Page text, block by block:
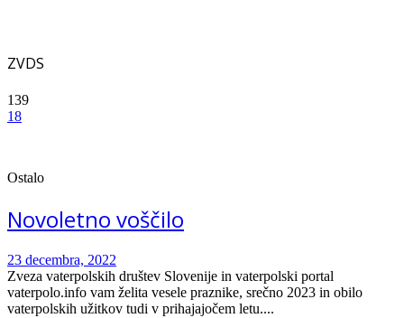
ZVDS
139
18
Ostalo
Novoletno voščilo
23 decembra, 2022
Zveza vaterpolskih društev Slovenije in vaterpolski portal
vaterpolo.info vam želita vesele praznike, srečno 2023 in obilo
vaterpolskih užitkov tudi v prihajajočem letu....